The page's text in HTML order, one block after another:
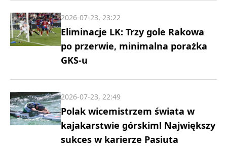
Eliminacje LK: Trzy gole Rakowa
po przerwie, minimalna porażka
GKS-u
2026-07-23, 23:22
Polak wicemistrzem świata w
kajakarstwie górskim! Największy
sukces w karierze Pasiuta
2026-07-23, 22:49